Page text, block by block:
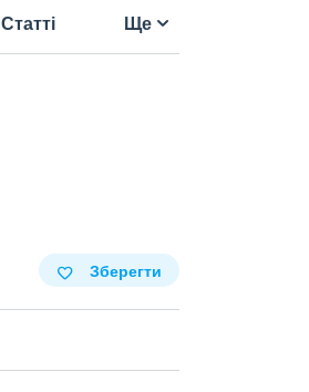
Статті Ще
Зберегти